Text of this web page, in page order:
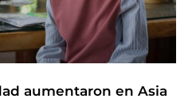
aumentaron en Asia